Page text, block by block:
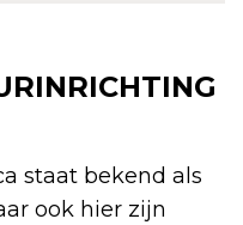
staat bekend als
ook hier zijn